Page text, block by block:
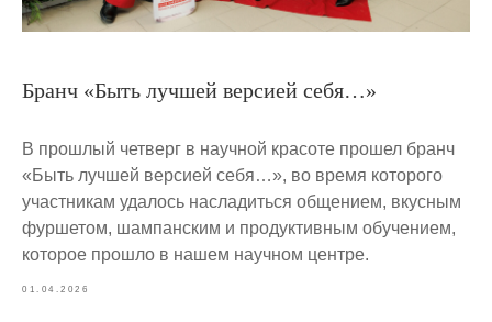
Бранч «Быть лучшей версией себя…»
В прошлый четверг в научной красоте прошел бранч
«Быть лучшей версией себя…», во время которого
участникам удалось насладиться общением, вкусным
фуршетом, шампанским и продуктивным обучением,
которое прошло в нашем научном центре.
01.04.2026